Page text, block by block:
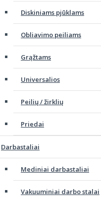
Diskiniams pjūklams
Obliavimo peiliams
Grąžtams
Universalios
Peilių / žirklių
Priedai
Darbastaliai
Mediniai darbastaliai
Vakuuminiai darbo stalai